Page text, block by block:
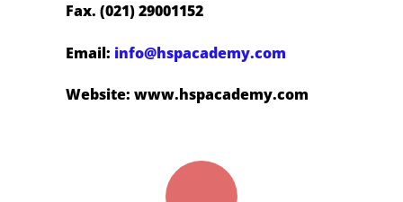
Fax. (021) 29001152
Email: info@hspacademy.com
Website: www.hspacademy.com